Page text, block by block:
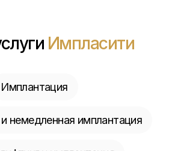
Импласити
Имплантация
немедленная имплантация